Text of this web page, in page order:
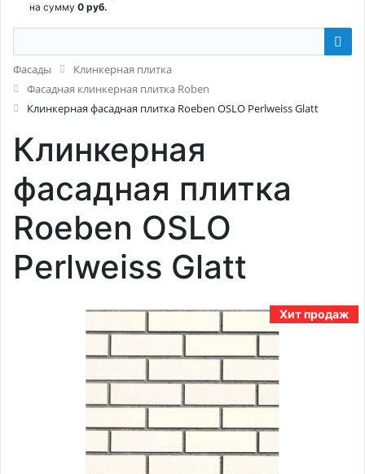
на сумму 0 руб.
Фасады
Клинкерная плитка
Фасадная клинкерная плитка Roben
Клинкерная фасадная плитка Roeben OSLO Perlweiss Glatt
Клинкерная
фасадная плитка
Roeben OSLO
Perlweiss Glatt
Хит продаж